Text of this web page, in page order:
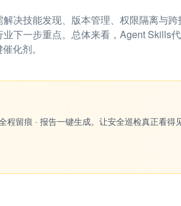
决技能发现、版本管理、权限隔离与
下一步重点。总体来看，Agent Skills
化剂。
程留痕 · 报告一键生成。让安全巡检真正看得